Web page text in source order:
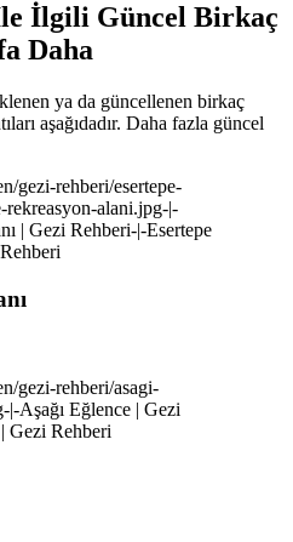
İlgili Güncel Birkaç
Daha
ya da güncellenen birkaç
aşağıdadır. Daha fazla güncel
gezi-rehberi/esertepe-
rekreasyon-alani.jpg-|-
| Gezi Rehberi-|-Esertepe
gezi-rehberi/asagi-
|-Aşağı Eğlence | Gezi
Gezi Rehberi